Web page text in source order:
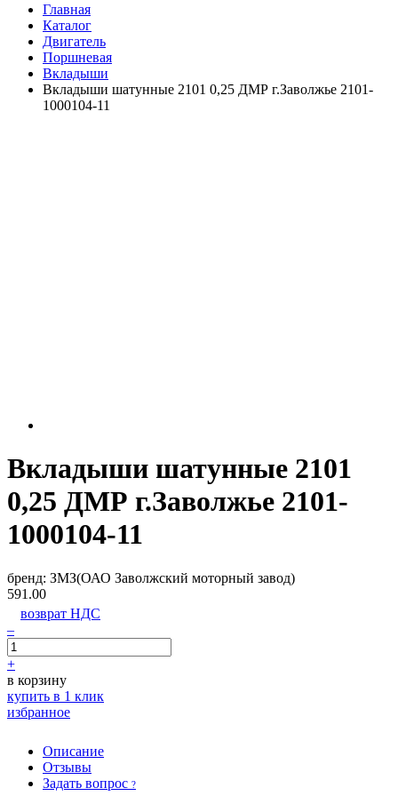
Главная
Каталог
Двигатель
Поршневая
Вкладыши
Вкладыши шатунные 2101 0,25 ДМР г.Заволжье 2101-
1000104-11
Вкладыши шатунные 2101
0,25 ДМР г.Заволжье 2101-
1000104-11
бренд: ЗМЗ(ОАО Заволжский моторный завод)
591.00
возврат НДС
–
+
в корзину
купить в 1 клик
избранное
Описание
Отзывы
Задать вопрос ?